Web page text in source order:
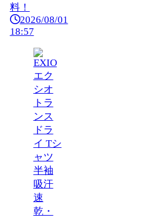
料！
2026/08/01
18:57